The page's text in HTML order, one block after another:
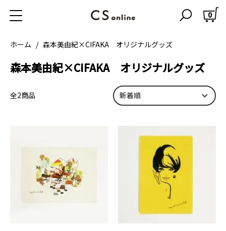
0
1616 / arita japan
森本美由紀×CIFAKA オリジナルグッズ
NAOKI KATO
特定商取引に基づく表記
ホーム 森本美由紀×CIFAKA オリジナルグッズ
森本美由紀×CIFAKA オリジナルグッズ
全2商品